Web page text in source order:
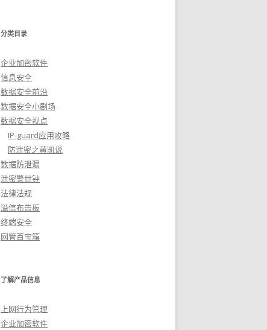
分类目录
企业加密软件
信息安全
数据安全前沿
数据安全小剧场
数据安全视点
IP-guard应用攻略
防泄密之黄凯说
数据防泄漏
泄密警世钟
法律法规
溢信布告板
终端安全
网管百宝箱
了解产品信息
上网行为管理
企业加密软件